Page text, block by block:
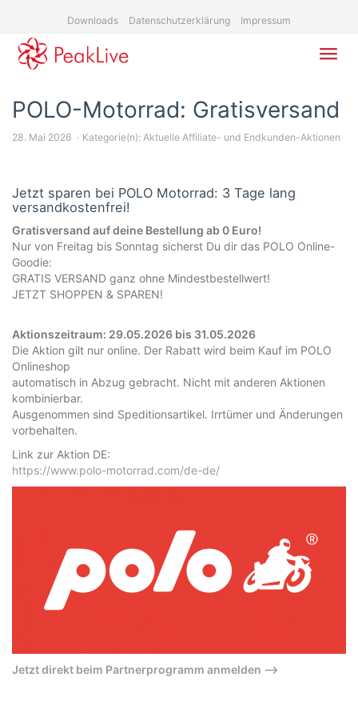
content
Downloads Datenschutzerklärung Impressum
POLO-Motorrad: Gratisversand
28. Mai 2026 Kategorie(n): Aktuelle Affiliate- und Endkunden-Aktionen
Jetzt sparen bei POLO Motorrad: 3 Tage lang
versandkostenfrei!
Gratisversand auf deine Bestellung ab 0 Euro!
Nur von Freitag bis Sonntag sicherst Du dir das POLO Online-
Goodie:
GRATIS VERSAND ganz ohne Mindestbestellwert!
JETZT SHOPPEN & SPAREN!
Aktionszeitraum: 29.05.2026 bis 31.05.2026
Die Aktion gilt nur online. Der Rabatt wird beim Kauf im POLO
Onlineshop
automatisch in Abzug gebracht. Nicht mit anderen Aktionen
kombinierbar.
Ausgenommen sind Speditionsartikel. Irrtümer und Änderungen
vorbehalten.
Link zur Aktion DE:
https://www.polo-motorrad.com/de-de/
Jetzt direkt beim Partnerprogramm anmelden –>